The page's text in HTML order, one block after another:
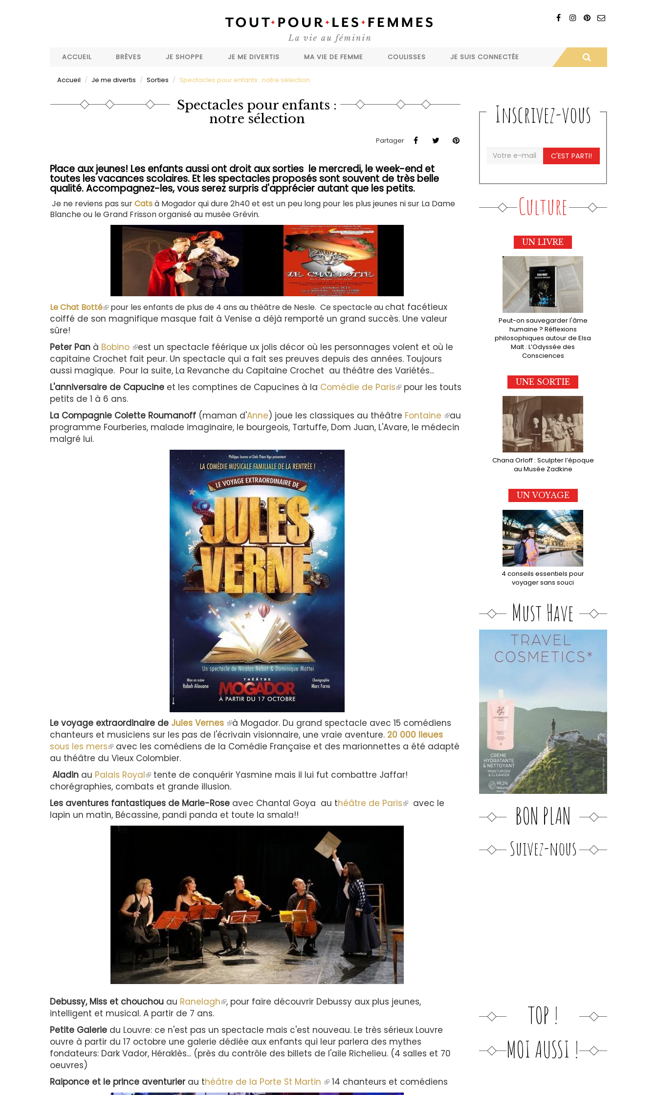
ACCUEIL
BRÈVES JE SHOPPE JE ME DIVERTIS MA VIE DE FEMME COULISSES JE SUIS CONNECTÉE
Accueil Je me divertis Sorties Spectacles pour enfants : notre sélection
Spectacles pour enfants :
notre sélection
Partager
Place aux jeunes! Les enfants aussi ont droit aux sorties le mercredi, le week-end et
toutes les vacances scolaires. Et les spectacles proposés sont souvent de très belle
qualité. Accompagnez-les, vous serez surpris d'apprécier autant que les petits.
Je ne reviens pas surCatsà Mogador qui dure 2h40 et est un peu long pour les plus jeunes ni sur La Dame
Blanche ou le Grand Frisson organisé au musée Grévin.
Le Chat Botté(le
lien
pour les enfants de plus de 4 ans au théâtre de Nesle. Ce spectacle au chat facétieux
coiffé de son magnifique masque fait à Venise a déjà remporté un grand succès. Une valeur
sûre!
Peter Pan à Bobino (le
lien
est
externe)
est un spectacle féérique ux jolis décor où les personnages volent et où le
capitaine Crochet fait peur. Un spectacle qui a fait ses preuves depuis des années. Toujours
aussi magique. Pour la suite, La Revanche du Capitaine Crochet au théâtre des Variétés...
L'anniversaire de Capucine et les comptines de Capucines à la Comédie de Paris(le
est
externe)
pour les touts
petits de 1 à 6 ans.
La Compagnie Colette Roumanoff (maman d'Anne) joue les classiques au théâtre Fontaine (le
lien
au
programme Fourberies, malade imaginaire, le bourgeois, Tartuffe, Dom Juan, L'Avare, le médecin
malgré lui.
Le voyage extraordinaire de Jules Vernes (le
lien
est
à Mogador. Du grand spectacle avec 15 comédiens
chanteurs et musiciens sur les pas de l'écrivain visionnaire, une vraie aventure. 20 000 lieues
sous les mers(le
lien
est
externe)
avec les comédiens de la Comédie Française et des marionnettes a été adapté
au théâtre du Vieux Colombier.
Aladin au Palais Royal(le
lien
est
externe)
tente de conquérir Yasmine mais il lui fut combattre Jaffar!
chorégraphies, combats et grande illusion.
Les aventures fantastiques de Marie-Rose avec Chantal Goya au théâtre de Paris(le
est
avec le
lapin un matin, Bécassine, pandi panda et toute la smala!!
Debussy, Miss et chouchou au Ranelagh(le
est
externe)
, pour faire découvrir Debussy aux plus jeunes,
intelligent et musical. A partir de 7 ans.
Petite Galerie du Louvre: ce n'est pas un spectacle mais c'est nouveau. Le très sérieux Louvre
ouvre à partir du 17 octobre une galerie dédiée aux enfants qui leur parlera des mythes
fondateurs: Dark Vador, Héraklès... (près du contrôle des billets de l'aile Richelieu. (4 salles et 70
oeuvres)
Raiponce et le prince aventurierau théâtre de la Porte St Martin (le14 chanteurs et comédiens
Inscrivez-vous
C'EST PARTI!
Culture
UN LIVRE
Peut-on sauvegarder l'âme
humaine ? Réflexions
philosophiques autour de Elsa
Malt : L’Odyssée des
Consciences
UNE SORTIE
Chana Orloff : Sculpter l’époque
au Musée Zadkine
UN VOYAGE
4 conseils essentiels pour
voyager sans souci
Must Have
BON PLAN
Suivez-nous
TOP !
MOI AUSSI !